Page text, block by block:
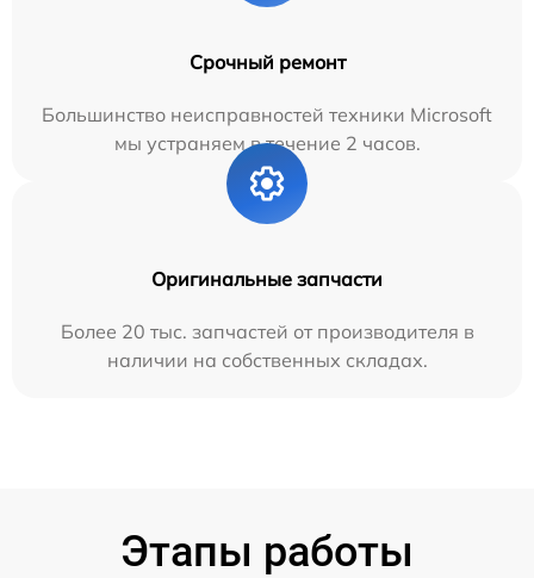
Срочный ремонт
Большинство неисправностей техники Microsoft
мы устраняем в течение 2 часов.
Оригинальные запчасти
Более 20 тыс. запчастей от производителя в
наличии на собственных складах.
Этапы работы